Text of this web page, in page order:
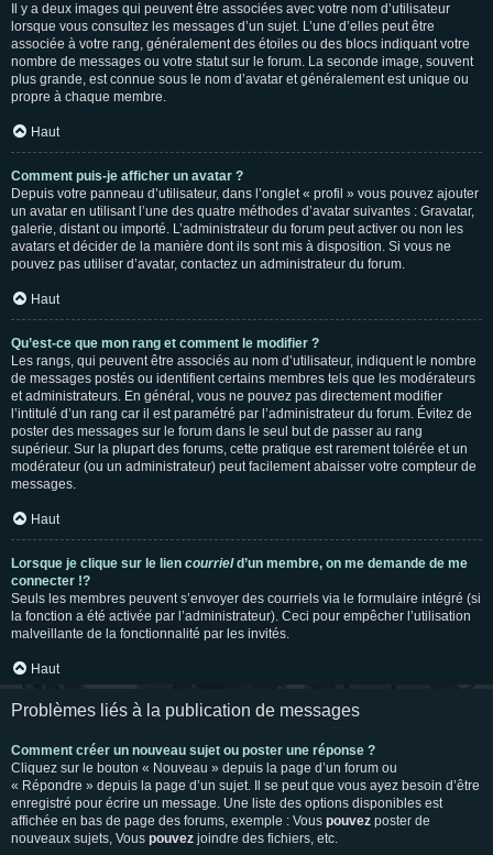
Il y a deux images qui peuvent être associées avec votre nom d’utilisateur
lorsque vous consultez les messages d’un sujet. L’une d’elles peut être
associée à votre rang, généralement des étoiles ou des blocs indiquant votre
nombre de messages ou votre statut sur le forum. La seconde image, souvent
plus grande, est connue sous le nom d’avatar et généralement est unique ou
propre à chaque membre.
Haut
Comment puis-je afficher un avatar ?
Depuis votre panneau d’utilisateur, dans l’onglet « profil » vous pouvez ajouter
un avatar en utilisant l’une des quatre méthodes d’avatar suivantes : Gravatar,
galerie, distant ou importé. L’administrateur du forum peut activer ou non les
avatars et décider de la manière dont ils sont mis à disposition. Si vous ne
pouvez pas utiliser d’avatar, contactez un administrateur du forum.
Haut
Qu’est-ce que mon rang et comment le modifier ?
Les rangs, qui peuvent être associés au nom d’utilisateur, indiquent le nombre
de messages postés ou identifient certains membres tels que les modérateurs
et administrateurs. En général, vous ne pouvez pas directement modifier
l’intitulé d’un rang car il est paramétré par l’administrateur du forum. Évitez de
poster des messages sur le forum dans le seul but de passer au rang
supérieur. Sur la plupart des forums, cette pratique est rarement tolérée et un
modérateur (ou un administrateur) peut facilement abaisser votre compteur de
messages.
Haut
Lorsque je clique sur le lien courrield’un membre, on me demande de me
connecter !?
Seuls les membres peuvent s’envoyer des courriels via le formulaire intégré (si
la fonction a été activée par l’administrateur). Ceci pour empêcher l’utilisation
malveillante de la fonctionnalité par les invités.
Haut
Problèmes liés à la publication de messages
Comment créer un nouveau sujet ou poster une réponse ?
Cliquez sur le bouton « Nouveau » depuis la page d’un forum ou
« Répondre » depuis la page d’un sujet. Il se peut que vous ayez besoin d’être
enregistré pour écrire un message. Une liste des options disponibles est
affichée en bas de page des forums, exemple : Vous pouvez poster de
nouveaux sujets, Vous pouvez joindre des fichiers, etc.